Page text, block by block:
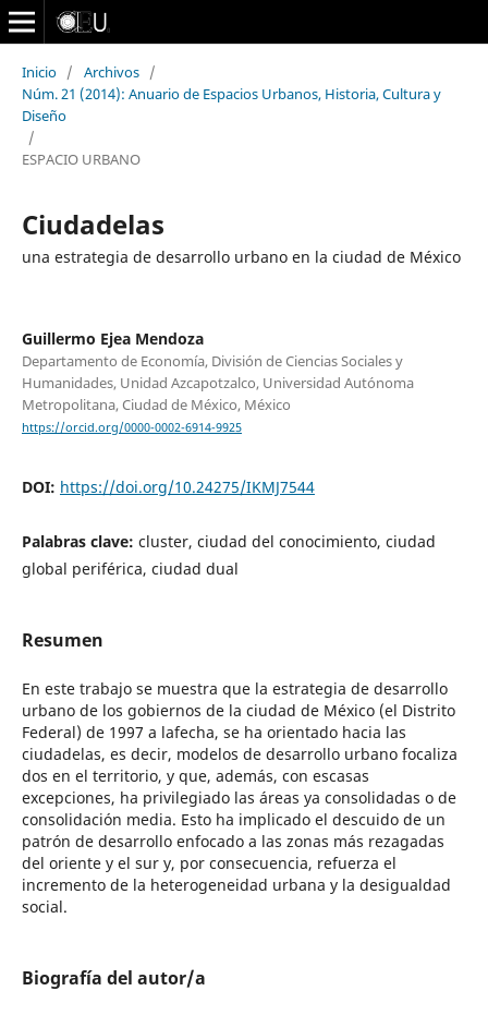
Inicio / Archivos /
Núm. 21 (2014): Anuario de Espacios Urbanos, Historia, Cultura y
Diseño
/
ESPACIO URBANO
Ciudadelas
una estrategia de desarrollo urbano en la ciudad de México
Guillermo Ejea Mendoza
Departamento de Economía, División de Ciencias Sociales y
Humanidades, Unidad Azcapotzalco, Universidad Autónoma
Metropolitana, Ciudad de México, México
https://orcid.org/0000-0002-6914-9925
DOI: https://doi.org/10.24275/IKMJ7544
Palabras clave: cluster, ciudad del conocimiento, ciudad
global periférica, ciudad dual
Resumen
En este trabajo se muestra que la estrategia de desarrollo
urbano de los gobiernos de la ciudad de México (el Distrito
Federal) de 1997 a lafecha, se ha orientado hacia las
ciudadelas, es decir, modelos de desarrollo urbano focaliza
dos en el territorio, y que, además, con escasas
excepciones, ha privilegiado las áreas ya consolidadas o de
consolidación media. Esto ha implicado el descuido de un
patrón de desarrollo enfocado a las zonas más rezagadas
del oriente y el sur y, por consecuencia, refuerza el
incremento de la heterogeneidad urbana y la desigualdad
social.
Biografía del autor/a